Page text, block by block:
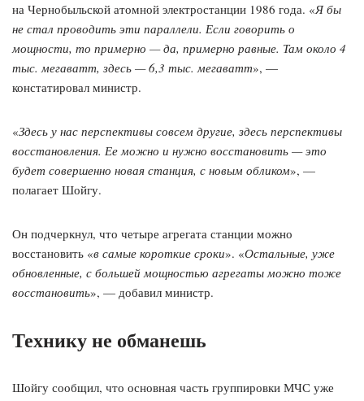
на Чернобыльской атомной электростанции 1986 года. «Я бы
не стал проводить эти параллели. Если говорить о
мощности, то примерно — да, примерно равные. Там около 4
тыс. мегаватт, здесь — 6,3 тыс. мегаватт», —
констатировал министр.
«Здесь у нас перспективы совсем другие, здесь перспективы
восстановления. Ее можно и нужно восстановить — это
будет совершенно новая станция, с новым обликом», —
полагает Шойгу.
Он подчеркнул, что четыре агрегата станции можно
восстановить «в самые короткие сроки». «Остальные, уже
обновленные, с большей мощностью агрегаты можно тоже
восстановить», — добавил министр.
Технику не обманешь
Шойгу сообщил, что основная часть группировки МЧС уже